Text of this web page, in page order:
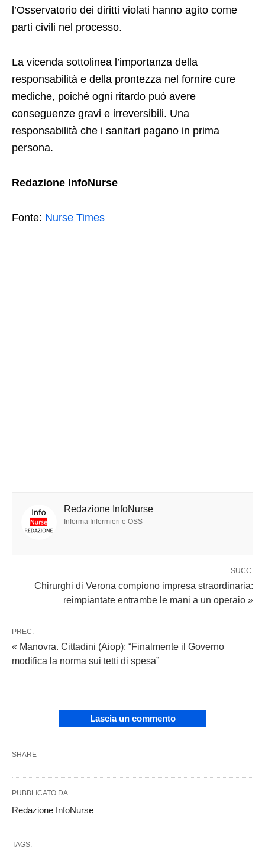
l’Osservatorio dei diritti violati hanno agito come
parti civili nel processo.
La vicenda sottolinea l’importanza della
responsabilità e della prontezza nel fornire cure
mediche, poiché ogni ritardo può avere
conseguenze gravi e irreversibili. Una
responsabilità che i sanitari pagano in prima
persona.
Redazione InfoNurse
Fonte: Nurse Times
Redazione InfoNurse
Informa Infermieri e OSS
SUCC.
Chirurghi di Verona compiono impresa straordinaria:
reimpiantate entrambe le mani a un operaio »
PREC.
« Manovra. Cittadini (Aiop): “Finalmente il Governo
modifica la norma sui tetti di spesa”
Lascia un commento
SHARE
PUBBLICATO DA
Redazione InfoNurse
TAGS: